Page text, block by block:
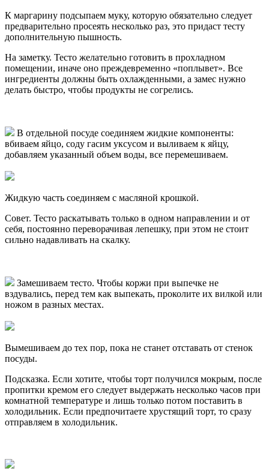
К маргарину подсыпаем муку, которую обязательно следует
предварительно просеять несколько раз, это придаст тесту
дополнительную пышность.
На заметку. Тесто желательно готовить в прохладном
помещении, иначе оно преждевременно «поплывет». Все
ингредиенты должны быть охлажденными, а замес нужно
делать быстро, чтобы продукты не согрелись.
В отдельной посуде соединяем жидкие компоненты:
вбиваем яйцо, соду гасим уксусом и выливаем к яйцу,
добавляем указанный объем воды, все перемешиваем.
Жидкую часть соединяем с масляной крошкой.
Совет. Тесто раскатывать только в одном направлении и от
себя, постоянно переворачивая лепешку, при этом не стоит
сильно надавливать на скалку.
Замешиваем тесто. Чтобы коржи при выпечке не
вздувались, перед тем как выпекать, проколите их вилкой или
ножом в разных местах.
Вымешиваем до тех пор, пока не станет отставать от стенок
посуды.
Подсказка. Если хотите, чтобы торт получился мокрым, после
пропитки кремом его следует выдержать несколько часов при
комнатной температуре и лишь только потом поставить в
холодильник. Если предпочитаете хрустящий торт, то сразу
отправляем в холодильник.